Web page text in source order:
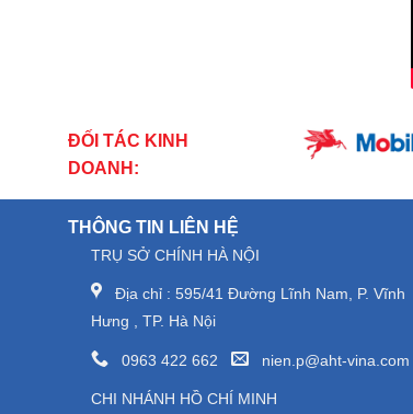
ĐỐI TÁC KINH
DOANH:
THÔNG TIN LIÊN HỆ
TRỤ SỞ CHÍNH HÀ NỘI
Địa chỉ : 595/41 Đường Lĩnh Nam, P. Vĩnh
Hưng , TP. Hà Nội
0963 422 662 nien.p@aht-vina.com
CHI NHÁNH HỒ CHÍ MINH